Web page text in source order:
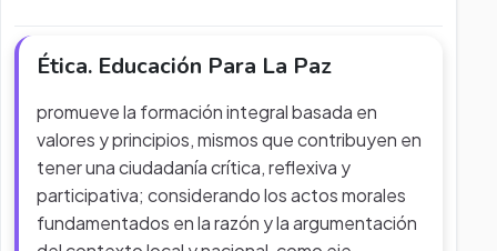
Ética. Educación Para La Paz
promueve la formación integral basada en
valores y principios, mismos que contribuyen en
tener una ciudadanía crítica, reflexiva y
participativa; considerando los actos morales
fundamentados en la razón y la argumentación